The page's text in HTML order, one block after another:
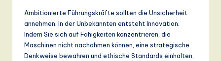
Ambitionierte Führungskräfte sollten die Unsicherheit
annehmen. In der Unbekannten entsteht Innovation.
Indem Sie sich auf Fähigkeiten konzentrieren, die
Maschinen nicht nachahmen können, eine strategische
Denkweise bewahren und ethische Standards einhalten,